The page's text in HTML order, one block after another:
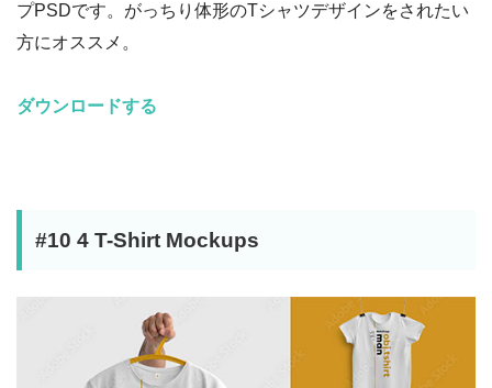
プPSDです。がっちり体形のTシャツデザインをされたい
方にオススメ。
ダウンロードする
#10 4 T-Shirt Mockups